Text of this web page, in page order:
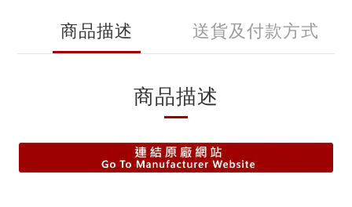
商品描述 送貨及付款方式
商品描述